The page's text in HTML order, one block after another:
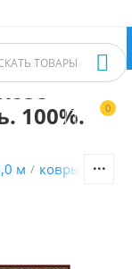
0



100%.
м / ковры